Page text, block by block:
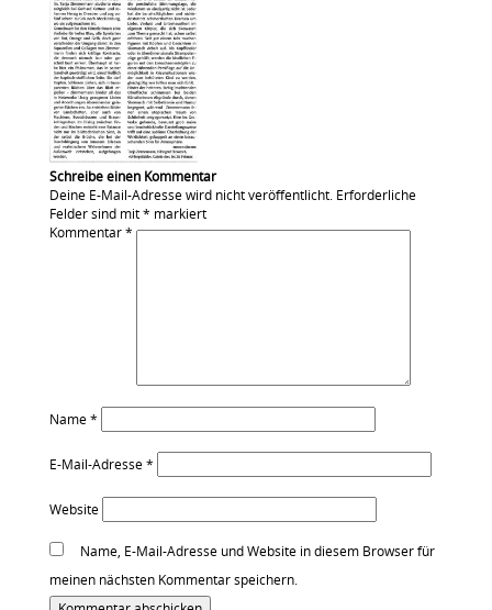
Schreibe einen Kommentar
Deine E-Mail-Adresse wird nicht veröffentlicht. Erforderliche
Felder sind mit* markiert
Kommentar*
Name*
E-Mail-Adresse*
Website
Name, E-Mail-Adresse und Website in diesem Browser für
meinen nächsten Kommentar speichern.